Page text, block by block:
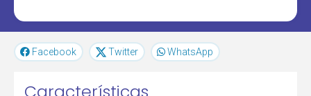
Facebook Twitter WhatsApp